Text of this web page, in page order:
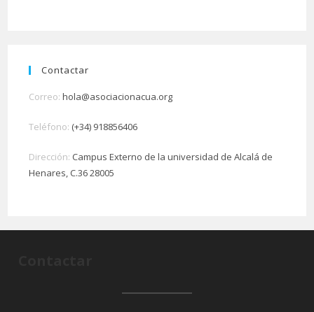
Contactar
Correo: hola@asociacionacua.org
Teléfono: (+34) 918856406
Dirección: Campus Externo de la universidad de Alcalá de
Henares, C.36 28005